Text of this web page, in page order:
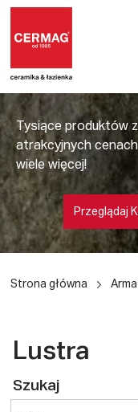
Tysiące produktów
atrakcyjnych
wiele więcej!
Przeglądaj
Strona główna
Lustra
Szukaj